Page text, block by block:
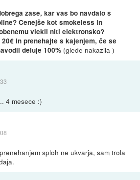
zase, kar vas bo navdalo s
Cenejše kot smokeless in
vlekli niti elektronsko?
in prenehajte s kajenjem, če se
deluje 100% (glede nakazila )
4 mesece :)
sploh ne ukvarja, sam trola